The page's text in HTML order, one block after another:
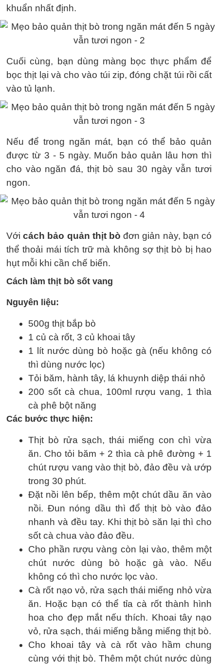
khuẩn nhất định.
Cuối cùng, bạn dùng màng bọc thực phẩm để
bọc thịt lại và cho vào túi zip, đóng chặt túi rồi cất
vào tủ lạnh.
Nếu để trong ngăn mát, bạn có thể bảo quản
được từ 3 - 5 ngày. Muốn bảo quản lâu hơn thì
cho vào ngăn đá, thịt bò sau 30 ngày vẫn tươi
ngon.
Vớicách bảo quản thịt bò đơn giản này, bạn có
thể thoải mái tích trữ mà không sợ thịt bò bị hao
hụt mỗi khi cần chế biến.
Cách làm thịt bò sốt vang
Nguyên liệu:
500g thịt bắp bò
1 củ cà rốt, 3 củ khoai tây
1 lít nước dùng bò hoặc gà (nếu không có
thì dùng nước lọc)
Tỏi băm, hành tây, lá khuynh diệp thái nhỏ
200 sốt cà chua, 100ml rượu vang, 1 thìa
cà phê bột năng
Các bước thực hiện:
Thịt bò rửa sạch, thái miếng con chì vừa
ăn. Cho tỏi băm + 2 thìa cà phê đường + 1
chút rượu vang vào thịt bò, đảo đều và ướp
trong 30 phút.
Đặt nồi lên bếp, thêm một chút dầu ăn vào
nồi. Đun nóng dầu thì đổ thịt bò vào đảo
nhanh và đều tay. Khi thịt bò săn lại thì cho
sốt cà chua vào đảo đều.
Cho phần rượu vàng còn lại vào, thêm một
chút nước dùng bò hoặc gà vào. Nếu
không có thì cho nước lọc vào.
Cà rốt nạo vỏ, rửa sạch thái miếng nhỏ vừa
ăn. Hoặc bạn có thể tỉa cà rốt thành hình
hoa cho đẹp mắt nếu thích. Khoai tây nạo
vỏ, rửa sạch, thái miếng bằng miếng thịt bò.
Cho khoai tây và cà rốt vào hầm chung
cùng với thịt bò. Thêm một chút nước dùng